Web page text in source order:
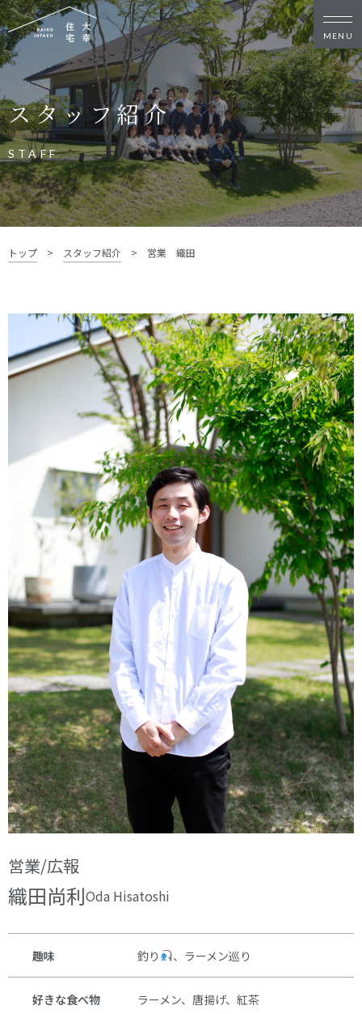
お電話でのご相談はお気軽に
TEL. 0574-60-1161
受付時間：9:00～17:00
資料請求・お問い合わせ
新築・リノベをお考えの方
家づくりの考え方
家づくりの流れ
施工事例
イベント
お客様の声
モデルハウス
リフォーム・リノベーション
土地をお探しの方
スタッフブログ
お知らせ
会社概要
スタッフ紹介
オーナー様へ
資料請求・お問い合わせ
プライバシーポリシー
スタッフ紹介
STAFF
トップ > スタッフ紹介 > 営業 織田
営業/広報
織田尚利Oda Hisatoshi
趣味 釣り 、ラーメン巡り
好きな食べ物 ラーメン、唐揚げ、紅茶